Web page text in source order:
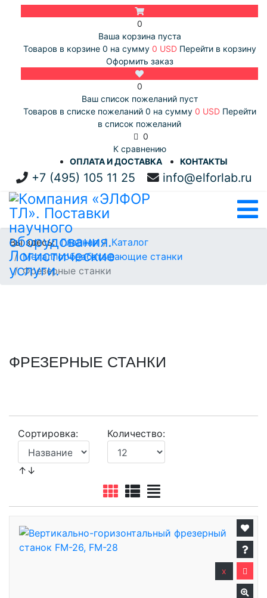
0
Ваша корзина пуста
Товаров в корзине 0 на сумму 0 USD Перейти в корзину
Оформить заказ
0
Ваш список пожеланий пуст
Товаров в списке пожеланий 0 на сумму 0 USD Перейти
в список пожеланий
0
К сравнению
ОПЛАТА И ДОСТАВКА
КОНТАКТЫ
+7 (495) 105 11 25 info@elforlab.ru
Вы здесь:Главная
Каталог
Металлообрабатывающие станки
Фрезерные станки
ФРЕЗЕРНЫЕ СТАНКИ
Сортировка:
↑↓
Количество:
x